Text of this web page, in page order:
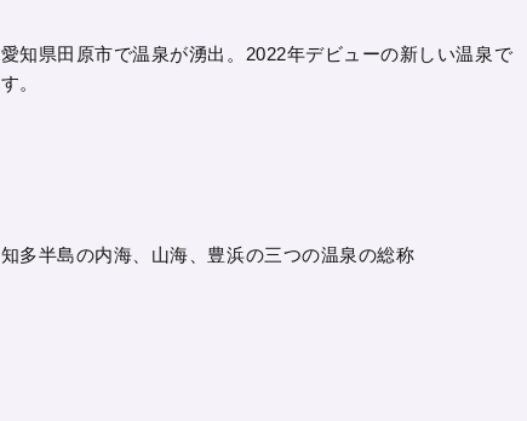
愛知県田原市で温泉が湧出。2022年デビューの新しい温泉で
す。
知多半島の内海、山海、豊浜の三つの温泉の総称